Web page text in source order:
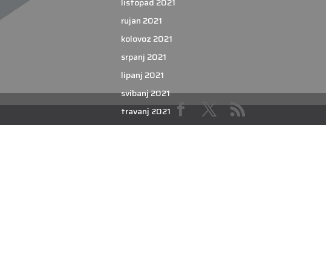
rujan 2021
kolovoz 2021
srpanj 2021
lipanj 2021
svibanj 2021
travanj 2021
ožujak 2021